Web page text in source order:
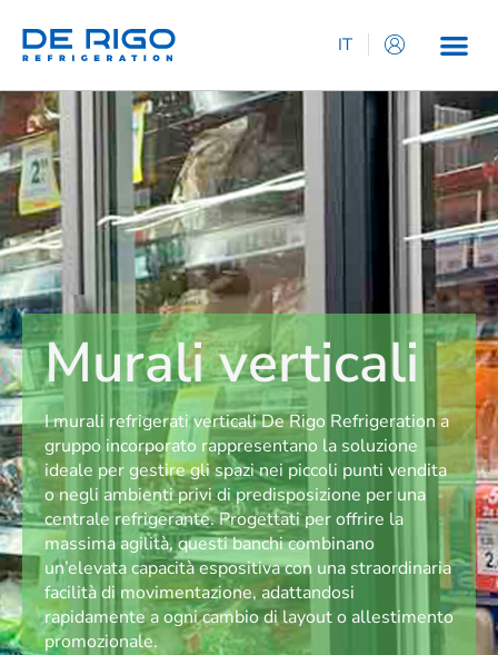
IT
EN
Murali verticali
I murali refrigerati verticali De Rigo Refrigeration a
gruppo incorporato rappresentano la soluzione
ideale per gestire gli spazi nei piccoli punti vendita
o negli ambienti privi di predisposizione per una
centrale refrigerante. Progettati per offrire la
massima agilità, questi banchi combinano
un’elevata capacità espositiva con una straordinaria
facilità di movimentazione, adattandosi
rapidamente a ogni cambio di layout o allestimento
promozionale.